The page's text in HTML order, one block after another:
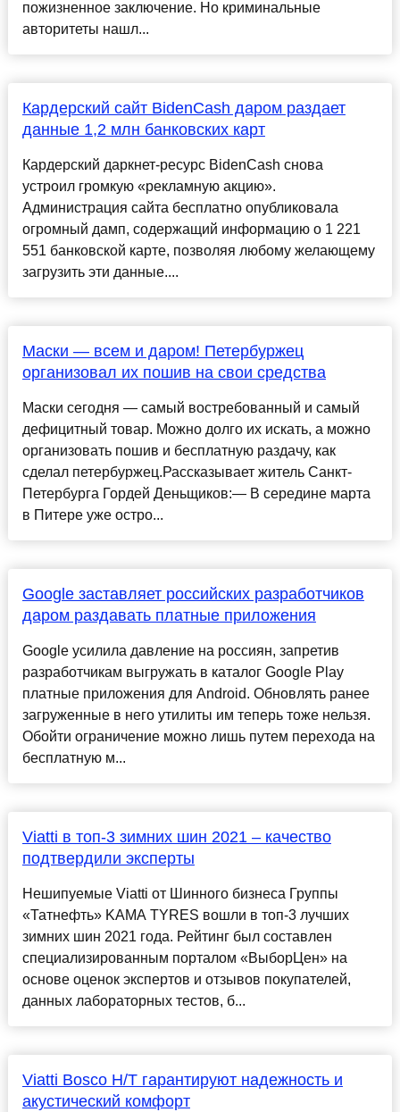
пожизненное заключение. Но криминальные
авторитеты нашл...
Кардерский сайт BidenCash даром раздает
данные 1,2 млн банковских карт
Кардерский даркнет-ресурс BidenCash снова
устроил громкую «рекламную акцию».
Администрация сайта бесплатно опубликовала
огромный дамп, содержащий информацию о 1 221
551 банковской карте, позволяя любому желающему
загрузить эти данные....
Маски — всем и даром! Петербуржец
организовал их пошив на свои средства
Маски сегодня — самый востребованный и самый
дефицитный товар. Можно долго их искать, а можно
организовать пошив и бесплатную раздачу, как
сделал петербуржец.Рассказывает житель Санкт-
Петербурга Гордей Деньщиков:— В середине марта
в Питере уже остро...
Google заставляет российских разработчиков
даром раздавать платные приложения
Google усилила давление на россиян, запретив
разработчикам выгружать в каталог Google Play
платные приложения для Android. Обновлять ранее
загруженные в него утилиты им теперь тоже нельзя.
Обойти ограничение можно лишь путем перехода на
бесплатную м...
Viatti в топ-3 зимних шин 2021 – качество
подтвердили эксперты
Нешипуемые Viatti от Шинного бизнеса Группы
«Татнефть» KAMA TYRES вошли в топ-3 лучших
зимних шин 2021 года. Рейтинг был составлен
специализированным порталом «ВыборЦен» на
основе оценок экспертов и отзывов покупателей,
данных лабораторных тестов, б...
Viatti Bosco H/T гарантируют надежность и
акустический комфорт